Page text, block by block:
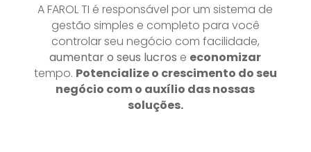
A FAROL TI é responsável por um sistema de
gestão simples e completo para você
controlar seu negócio com facilidade,
aumentar o seus lucros e economizar
tempo. Potencialize o crescimento do seu
negócio com o auxílio das nossas
soluções.